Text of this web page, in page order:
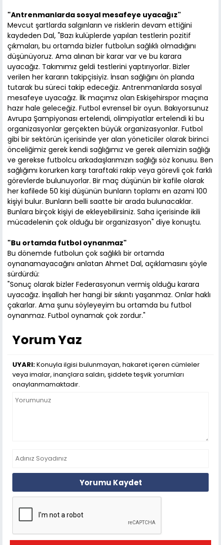
"Antrenmanlarda sosyal mesafeye uyacağız"
Mevcut şartlarda salgınların ve risklerin devam ettiğini
kaydeden Dal, "Bazı kulüplerde yapılan testlerin pozitif
çıkmaları, bu ortamda bizler futbolun sağlıklı olmadığını
düşünüyoruz. Ama alınan bir karar var ve bu karara
uyacağız. Takımımız geldi testlerini yaptırıyorlar. Bizler
verilen her kararın takipçisiyiz. İnsan sağlığını ön planda
tutarak bu süreci takip edeceğiz. Antrenmanlarda sosyal
mesafeye uyacağız. İlk maçımız olan Eskişehirspor maçına
hazır hale geleceğiz. Futbol evrensel bir oyun. Bakıyorsunuz
Avrupa Şampiyonası ertelendi, olimpiyatlar ertelendi ki bu
organizasyonlar gerçekten büyük organizasyonlar. Futbol
gibi bir sektörün içerisinde yer alan yöneticiler olarak birinci
önceliğimiz gerek kendi sağlığımız ve gerek ailemizin sağlığı
ve gerekse futbolcu arkadaşlarımızın sağlığı söz konusu. Ben
sağlığımı korurken karşı taraftaki rakip veya görevli çok farklı
görevlerde bulunuyorlar. Bir maç düşünün bir kafile olarak
her kafilede 50 kişi düşünün bunların toplamı en azami 100
kişiyi bulur. Bunların belli saatte bir arada bulunacaklar.
Bunlara birçok kişiyi de ekleyebilirsiniz. Saha içerisinde ikili
mücadelenin çok olduğu bir organizasyon" diye konuştu.
"Bu ortamda futbol oynanmaz"
Bu dönemde futbolun çok sağlıklı bir ortamda
oynanamayacağını anlatan Ahmet Dal, açıklamasını şöyle
sürdürdü:
"Sonuç olarak bizler Federasyonun vermiş olduğu karara
uyacağız. İnşallah her hangi bir sıkıntı yaşanmaz. Onlar haklı
çakarlar. Ama şunu söyleyeyim bu ortamda bu futbol
oynanmaz. Futbol oynamak çok zordur."
Yorum Yaz
UYARI:Konuyla ilgisi bulunmayan, hakaret içeren cümleler
veya imalar, inançlara saldırı, şiddete teşvik yorumları
onaylanmamaktadır.
Yorumu Kaydet